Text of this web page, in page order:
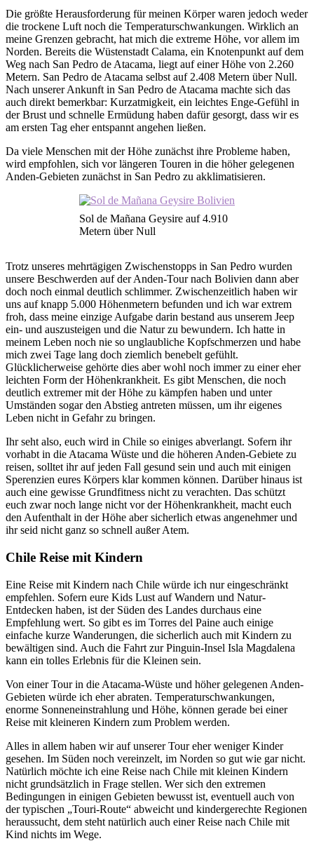
Die größte Herausforderung für meinen Körper waren jedoch weder
die trockene Luft noch die Temperaturschwankungen. Wirklich an
meine Grenzen gebracht, hat mich die extreme Höhe, vor allem im
Norden. Bereits die Wüstenstadt Calama, ein Knotenpunkt auf dem
Weg nach San Pedro de Atacama, liegt auf einer Höhe von 2.260
Metern. San Pedro de Atacama selbst auf 2.408 Metern über Null.
Nach unserer Ankunft in San Pedro de Atacama machte sich das
auch direkt bemerkbar: Kurzatmigkeit, ein leichtes Enge-Gefühl in
der Brust und schnelle Ermüdung haben dafür gesorgt, dass wir es
am ersten Tag eher entspannt angehen ließen.
Da viele Menschen mit der Höhe zunächst ihre Probleme haben,
wird empfohlen, sich vor längeren Touren in die höher gelegenen
Anden-Gebieten zunächst in San Pedro zu akklimatisieren.
Sol de Mañana Geysire auf 4.910
Metern über Null
Trotz unseres mehrtägigen Zwischenstopps in San Pedro wurden
unsere Beschwerden auf der Anden-Tour nach Bolivien dann aber
doch noch einmal deutlich schlimmer. Zwischenzeitlich haben wir
uns auf knapp 5.000 Höhenmetern befunden und ich war extrem
froh, dass meine einzige Aufgabe darin bestand aus unserem Jeep
ein- und auszusteigen und die Natur zu bewundern. Ich hatte in
meinem Leben noch nie so unglaubliche Kopfschmerzen und habe
mich zwei Tage lang doch ziemlich benebelt gefühlt.
Glücklicherweise gehörte dies aber wohl noch immer zu einer eher
leichten Form der Höhenkrankheit. Es gibt Menschen, die noch
deutlich extremer mit der Höhe zu kämpfen haben und unter
Umständen sogar den Abstieg antreten müssen, um ihr eigenes
Leben nicht in Gefahr zu bringen.
Ihr seht also, euch wird in Chile so einiges abverlangt. Sofern ihr
vorhabt in die Atacama Wüste und die höheren Anden-Gebiete zu
reisen, solltet ihr auf jeden Fall gesund sein und auch mit einigen
Sperenzien eures Körpers klar kommen können. Darüber hinaus ist
auch eine gewisse Grundfitness nicht zu verachten. Das schützt
euch zwar noch lange nicht vor der Höhenkrankheit, macht euch
den Aufenthalt in der Höhe aber sicherlich etwas angenehmer und
ihr seid nicht ganz so schnell außer Atem.
Chile Reise mit Kindern
Eine Reise mit Kindern nach Chile würde ich nur eingeschränkt
empfehlen. Sofern eure Kids Lust auf Wandern und Natur-
Entdecken haben, ist der Süden des Landes durchaus eine
Empfehlung wert. So gibt es im Torres del Paine auch einige
einfache kurze Wanderungen, die sicherlich auch mit Kindern zu
bewältigen sind. Auch die Fahrt zur Pinguin-Insel Isla Magdalena
kann ein tolles Erlebnis für die Kleinen sein.
Von einer Tour in die Atacama-Wüste und höher gelegenen Anden-
Gebieten würde ich eher abraten. Temperaturschwankungen,
enorme Sonneneinstrahlung und Höhe, können gerade bei einer
Reise mit kleineren Kindern zum Problem werden.
Alles in allem haben wir auf unserer Tour eher weniger Kinder
gesehen. Im Süden noch vereinzelt, im Norden so gut wie gar nicht.
Natürlich möchte ich eine Reise nach Chile mit kleinen Kindern
nicht grundsätzlich in Frage stellen. Wer sich den extremen
Bedingungen in einigen Gebieten bewusst ist, eventuell auch von
der typischen „Touri-Route“ abweicht und kindergerechte Regionen
heraussucht, dem steht natürlich auch einer Reise nach Chile mit
Kind nichts im Wege.